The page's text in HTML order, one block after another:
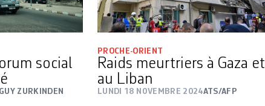
social
GUY ZURKINDEN
PROCHE-ORIENT
Raids meurtriers à Gaza et
au Liban
LUNDI 18 NOVEMBRE 2024ATS/AFP